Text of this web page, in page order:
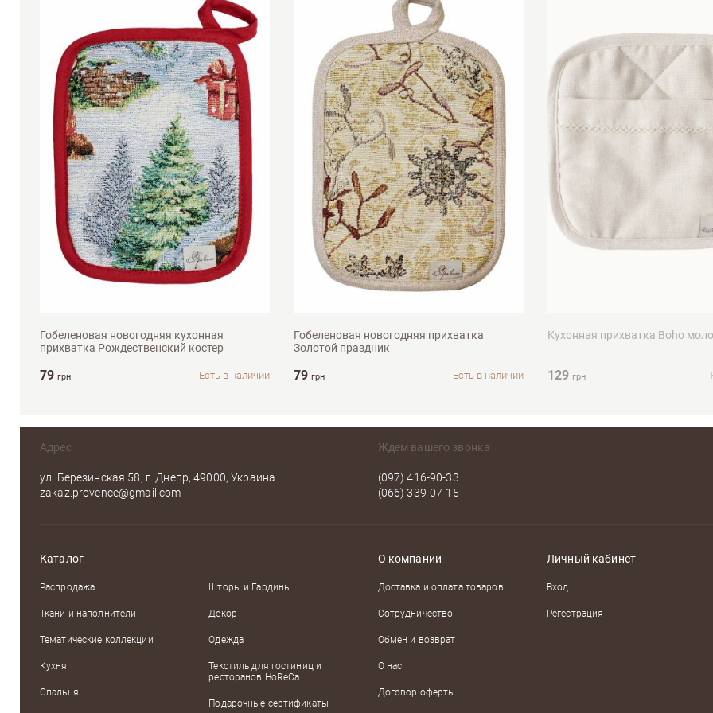
15х20см
Гобеленовая новогодняя кухонная
прихватка Рождественский костер
79 грн Есть в наличии
15х20см
Гобеленовая новогодняя прихватка
Золотой праздник
79 грн Есть в наличии
Кухонная прихватка Boho
129 грн
Адрес
ул. Березинская 58, г. Днепр, 49000, Украина
zakaz.provence@gmail.com
Ждем вашего звонка
(097) 416-90-33
(066) 339-07-15
Каталог
Распродажа
Ткани и наполнители
Тематические коллекции
Кухня
Спальня
Шторы и Гардины
Декор
Одежда
Текстиль для гостиниц и
ресторанов HoReCa
Подарочные сертификаты
О компании
Доставка и оплата товаров
Сотрудничество
Обмен и возврат
О нас
Договор оферты
Личный кабинет
Вход
Регестрация